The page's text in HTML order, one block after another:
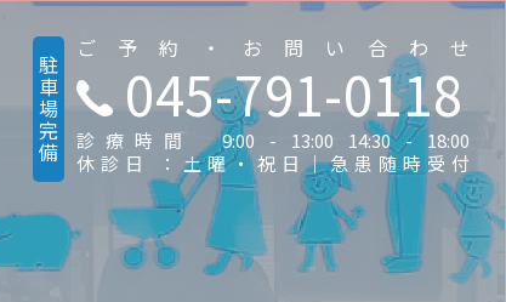
駐車場完備
ご予約・お問い合わせ
045-791-0118
診療時間 9:00 - 13:00 14:30 - 18:00
休診日 ：土曜・祝日｜急患随時受付